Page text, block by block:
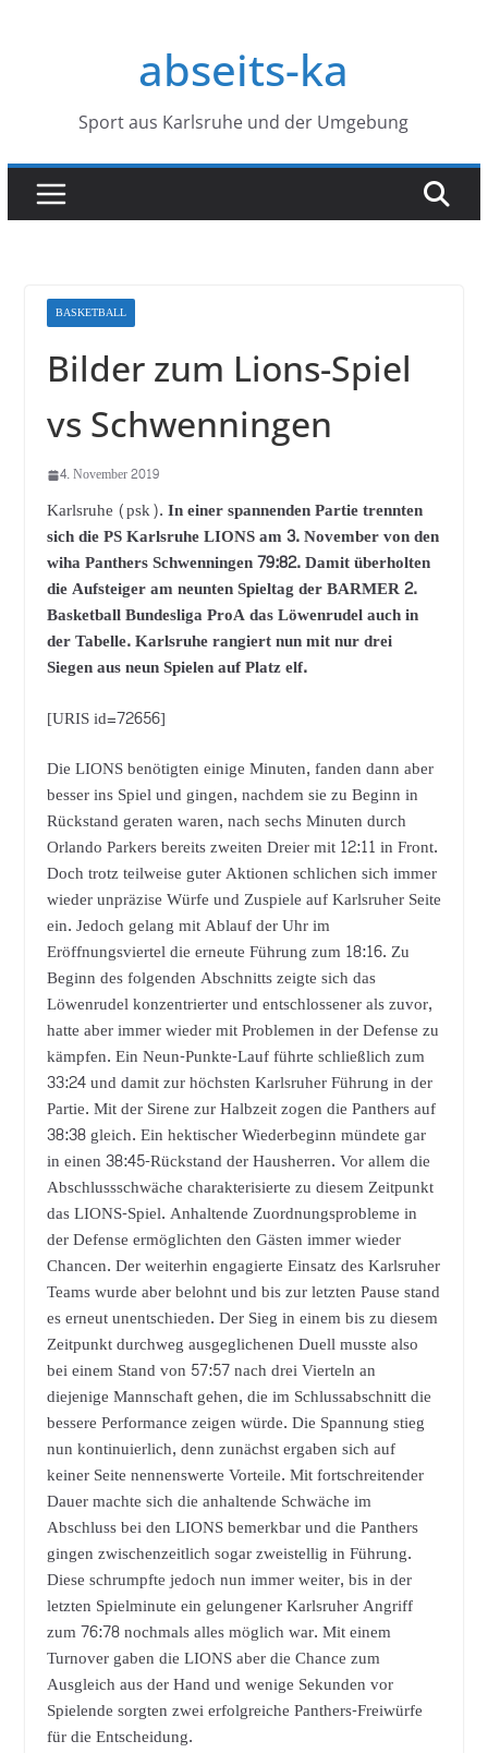
abseits-ka
Sport aus Karlsruhe und der Umgebung
BASKETBALL
Bilder zum Lions-Spiel
vs Schwenningen
4. November 2019
Karlsruhe (psk).In einer spannenden Partie trennten
sich die PS Karlsruhe LIONS am 3. November von den
wiha Panthers Schwenningen 79:82. Damit überholten
die Aufsteiger am neunten Spieltag der BARMER 2.
Basketball Bundesliga ProA das Löwenrudel auch in
der Tabelle. Karlsruhe rangiert nun mit nur drei
Siegen aus neun Spielen auf Platz elf.
[URIS id=72656]
Die LIONS benötigten einige Minuten, fanden dann aber
besser ins Spiel und gingen, nachdem sie zu Beginn in
Rückstand geraten waren, nach sechs Minuten durch
Orlando Parkers bereits zweiten Dreier mit 12:11 in Front.
Doch trotz teilweise guter Aktionen schlichen sich immer
wieder unpräzise Würfe und Zuspiele auf Karlsruher Seite
ein. Jedoch gelang mit Ablauf der Uhr im
Eröffnungsviertel die erneute Führung zum 18:16. Zu
Beginn des folgenden Abschnitts zeigte sich das
Löwenrudel konzentrierter und entschlossener als zuvor,
hatte aber immer wieder mit Problemen in der Defense zu
kämpfen. Ein Neun-Punkte-Lauf führte schließlich zum
33:24 und damit zur höchsten Karlsruher Führung in der
Partie. Mit der Sirene zur Halbzeit zogen die Panthers auf
38:38 gleich. Ein hektischer Wiederbeginn mündete gar
in einen 38:45-Rückstand der Hausherren. Vor allem die
Abschlussschwäche charakterisierte zu diesem Zeitpunkt
das LIONS-Spiel. Anhaltende Zuordnungsprobleme in
der Defense ermöglichten den Gästen immer wieder
Chancen. Der weiterhin engagierte Einsatz des Karlsruher
Teams wurde aber belohnt und bis zur letzten Pause stand
es erneut unentschieden. Der Sieg in einem bis zu diesem
Zeitpunkt durchweg ausgeglichenen Duell musste also
bei einem Stand von 57:57 nach drei Vierteln an
diejenige Mannschaft gehen, die im Schlussabschnitt die
bessere Performance zeigen würde. Die Spannung stieg
nun kontinuierlich, denn zunächst ergaben sich auf
keiner Seite nennenswerte Vorteile. Mit fortschreitender
Dauer machte sich die anhaltende Schwäche im
Abschluss bei den LIONS bemerkbar und die Panthers
gingen zwischenzeitlich sogar zweistellig in Führung.
Diese schrumpfte jedoch nun immer weiter, bis in der
letzten Spielminute ein gelungener Karlsruher Angriff
zum 76:78 nochmals alles möglich war. Mit einem
Turnover gaben die LIONS aber die Chance zum
Ausgleich aus der Hand und wenige Sekunden vor
Spielende sorgten zwei erfolgreiche Panthers-Freiwürfe
für die Entscheidung.